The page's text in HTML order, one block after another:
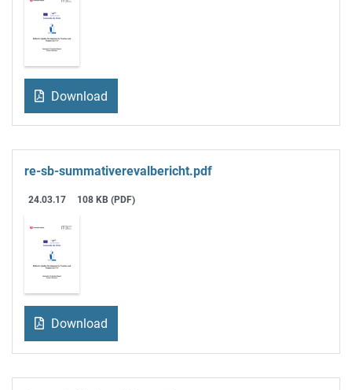
Download
re-sb-summativerevalbericht.pdf
24.03.17 108 KB (PDF)
Download